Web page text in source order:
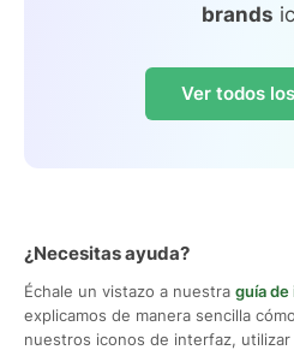
brands
Ver todos
¿Necesitas ayuda?
Échale un vistazo a nuestra guía de
explicamos de manera sencilla
nuestros iconos de interfaz, utilizar